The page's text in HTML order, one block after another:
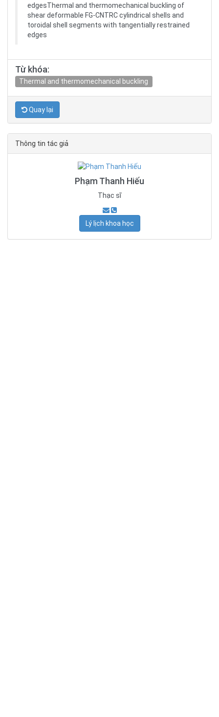
edgesThermal and thermomechanical buckling of
shear deformable FG-CNTRC cylindrical shells and
toroidal shell segments with tangentially restrained
edges
Từ khóa:
Thermal and thermomechanical buckling
Quay lại
Thông tin tác giả
Phạm Thanh Hiếu
Thạc sĩ
Lý lịch khoa học